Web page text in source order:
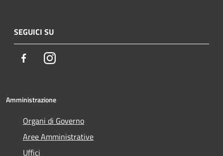
SEGUICI SU
FacebookInstagram
Amministrazione
Organi di Governo
Aree Amministrative
Uffici